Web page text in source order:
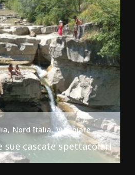
Nord Italia Viaggiare
sue cascate spettacolari